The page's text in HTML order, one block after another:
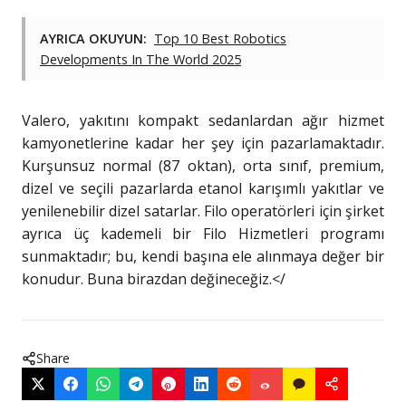
AYRICA OKUYUN: Top 10 Best Robotics
Developments In The World 2025
Valero, yakıtını kompakt sedanlardan ağır hizmet
kamyonetlerine kadar her şey için pazarlamaktadır.
Kurşunsuz normal (87 oktan), orta sınıf, premium,
dizel ve seçili pazarlarda etanol karışımlı yakıtlar ve
yenilenebilir dizel satarlar. Filo operatörleri için şirket
ayrıca üç kademeli bir Filo Hizmetleri programı
sunmaktadır; bu, kendi başına ele alınmaya değer bir
konudur. Buna birazdan değineceğiz.</
Share